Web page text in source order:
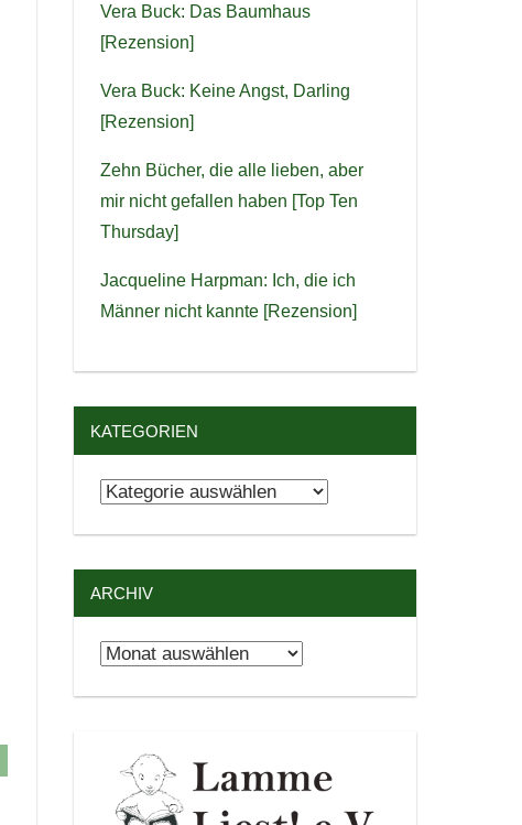
Vera Buck: Das Baumhaus
[Rezension]
Vera Buck: Keine Angst, Darling
[Rezension]
Zehn Bücher, die alle lieben, aber
mir nicht gefallen haben [Top Ten
Thursday]
Jacqueline Harpman: Ich, die ich
Männer nicht kannte [Rezension]
KATEGORIEN
Kategorien
ARCHIV
Archiv